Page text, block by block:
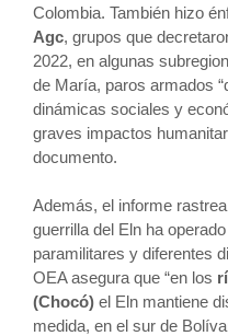
Colombia. También hizo
Agc, grupos que
2022, en algunas
de María, paros armados
dinámicas sociales y
graves impactos
documento.
Además, el informe
guerrilla del Eln ha
paramilitares y diferentes
OEA asegura que “en los
(Chocó) el Eln mantiene
medida, en el sur de